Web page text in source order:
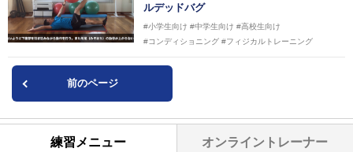
ルデッドバグ
#小学生向け #中学生向け #高校生向け
#コンディショニング #フィジカルトレーニング
前のページ
練習メニュー オンライントレーナー